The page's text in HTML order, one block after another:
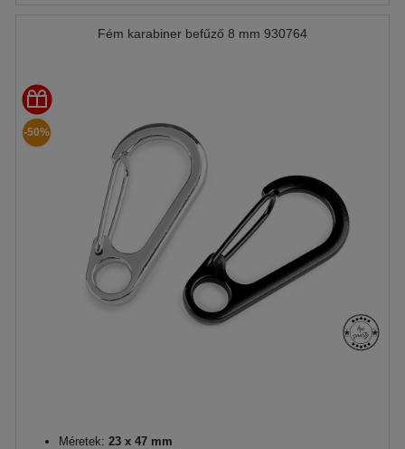
Fém karabiner befűző 8 mm 930764
-50%
Méretek: 23 x 47 mm